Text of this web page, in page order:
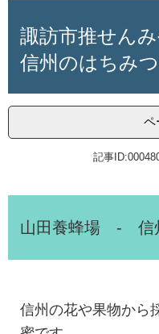
諏訪市推せん
信州のはちみつ
ペ
記事
山田養蜂場 - 信
信州の花や果物から